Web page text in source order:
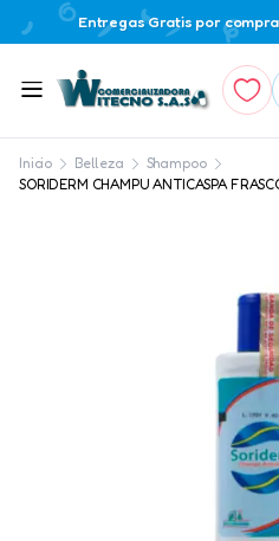
Entregas Gratis por
Inicio Belleza
Shampoo
SORIDERM CHAMPU ANTICASPA